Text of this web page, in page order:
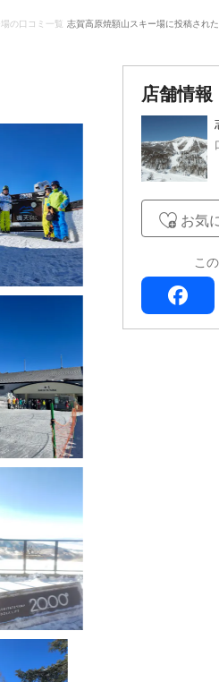
の口コミ一覧 志賀高原焼額山スキー場に投稿され
店舗情報
お気
こ